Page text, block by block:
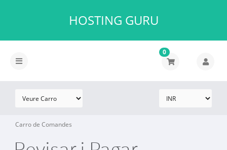
HOSTING GURU
0
Carro de Comandes